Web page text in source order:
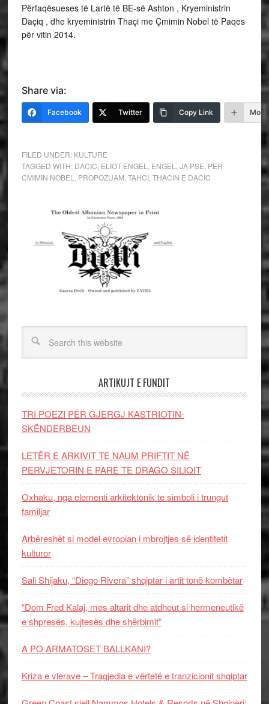
Përfaqësueses të Lartë të BE-së Ashton , Kryeministrin
Daçiq , dhe kryeministrin Thaçi me Çmimin Nobel të Paqes
për vitin 2014.
Share via:
Facebook Twitter Copy Link More
FILED UNDER: KULTURE
TAGGED WITH: DACIC ELIOT ENGEL ENGEL JA PSE PER
CMIMIN NOBEL
PROPOZUAM TAHCI, THACIN E DACIC
ARTIKUJT E FUNDIT
TRI POEZI PËR GJERGJ KASTRIOTIN-
SKËNDERBEUN
LETËR E ARKIVIT TE NAUM PRIFTIT NË
PERVJETORIN E PARE TE DRAGO SILIQIT
Oxhaku, nga elementi arkitektonik te simboli i trungut
familjar
Arbëreshët si model evropian i mbrojtjes së identitetit
kulturor
Sali Shijaku, “Diego Rivera” shqiptar i artit tonë kombëtar
“Dom Fred Kalaj, mes altarit dhe atdheut si hermeneutikë
e shpresës, kujtesës dhe shërbimit”
A PO ARMATOSET BALLKANI?
Kriza e vlerave – Tragjedia e vërtetë e tranzicionit shqiptar